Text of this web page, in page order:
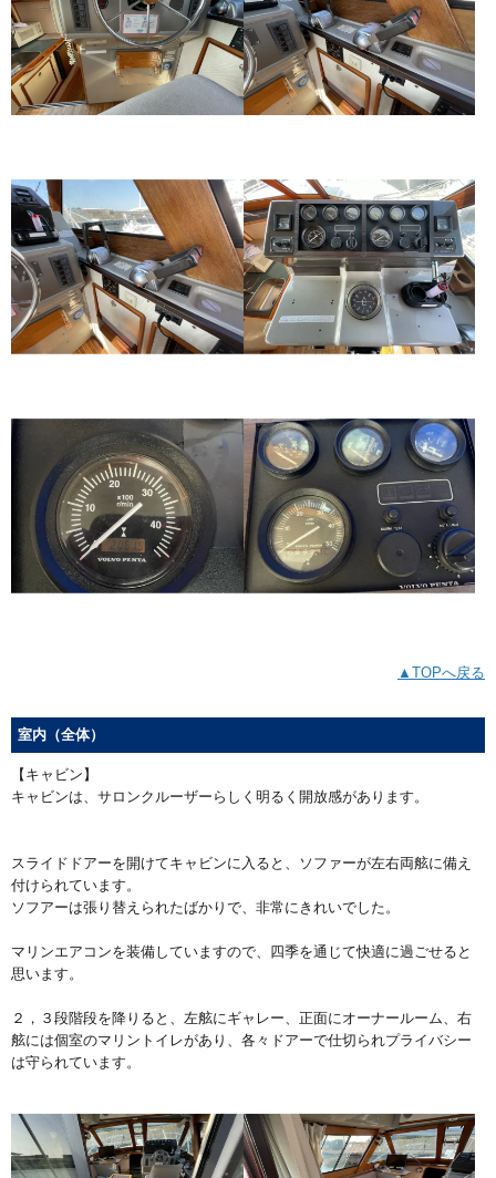
▲TOPへ戻る
室内（全体）
【キャビン】
キャビンは、サロンクルーザーらしく明るく開放感があります。
スライドドアーを開けてキャビンに入ると、ソファーが左右両舷に備え
付けられています。
ソフアーは張り替えられたばかりで、非常にきれいでした。
マリンエアコンを装備していますので、四季を通じて快適に過ごせると
思います。
２，３段階段を降りると、左舷にギャレー、正面にオーナールーム、右
舷には個室のマリントイレがあり、各々ドアーで仕切られプライバシー
は守られています。